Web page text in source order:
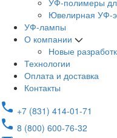
УФ-полимеры
Ювелирная УФ-
УФ-лампы
О компании
Новые
Технологии
Оплата и доставка
Контакты
+7 (831) 414-01-71
8 (800) 600-76-32